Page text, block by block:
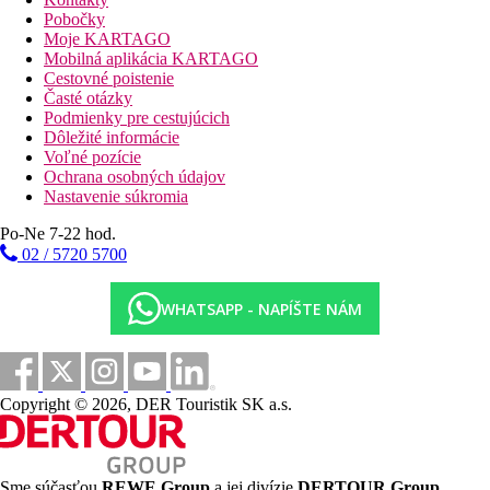
33 m² predstavujú maximálny komfort, ktorý je možné v
portugalskej metropole ponúknuť na relaxáciu: väčšina z nich
má balkón s výhľadom na mesto, všetky sú vonkajšie, s
veľkými posteľami a vlastnou kúpeľňou.
Podkrovná izba
Podkrovné izby sú najromantickejším odpočinkovým priestorom
v našom hoteli. Nachádzajú sa na hornom poschodí budovy,
ponúkajú kúzlo podkrovných izieb s manželskou posteľou,
internetom, plne vybavenou kúpeľňou, minibarom. A mnohými
detailmi, ktoré urobia odpočinok naozaj nezabudnuteľný.
Apartmán
Apartmány predstavujú najčistejšiu eleganciu a pohodlie
ubytovania v centre Lisabone. Sú to veľké odpočinkové
priestory, medzi 37 a 42 m², navrhnuté tak, aby prekvapili aj
tých najnáročnejších cestovateľov. Všetky ponúkajú prirodzené
služieb a detailov, ktoré ich povyšujú na ďalšiu úroveň.
Šport a zábava
Výhodná poloha hotela v centre mesta priamo nabáda k
objavovaniu kultúrnohistorických i moderných pamiatok mesta.
Pobočky
Moje KARTAGO
Mobilná aplikácia KARTAGO
Cestovné poistenie
Časté otázky
Podmienky pre cestujúcich
Dôležité informácie
Voľné pozície
Ochrana osobných údajov
Nastavenie súkromia
Po-Ne 7-22 hod.
02 / 5720 5700
WHATSAPP - NAPÍŠTE NÁM
Copyright © 2026, DER Touristik SK a.s.